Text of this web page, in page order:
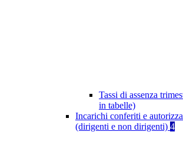
Tassi di assenza
in tabelle)
Incarichi conferiti e
(dirigenti e non dirigenti) 4